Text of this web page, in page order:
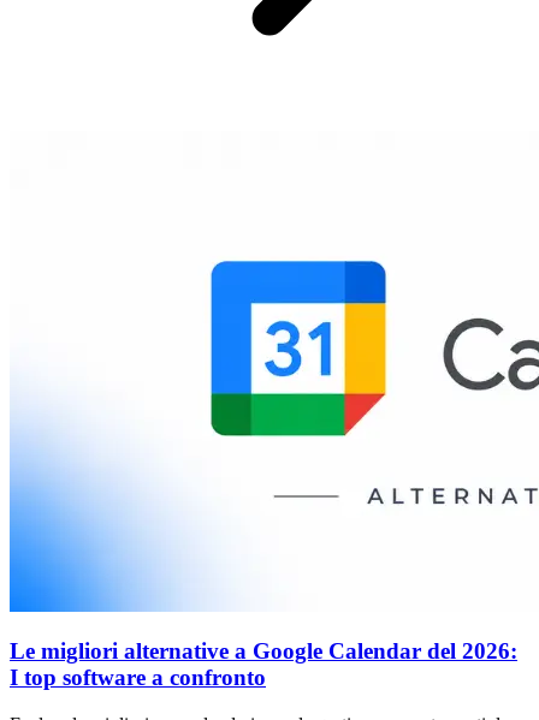
Le migliori alternative a Google Calendar del 2026:
I top software a confronto